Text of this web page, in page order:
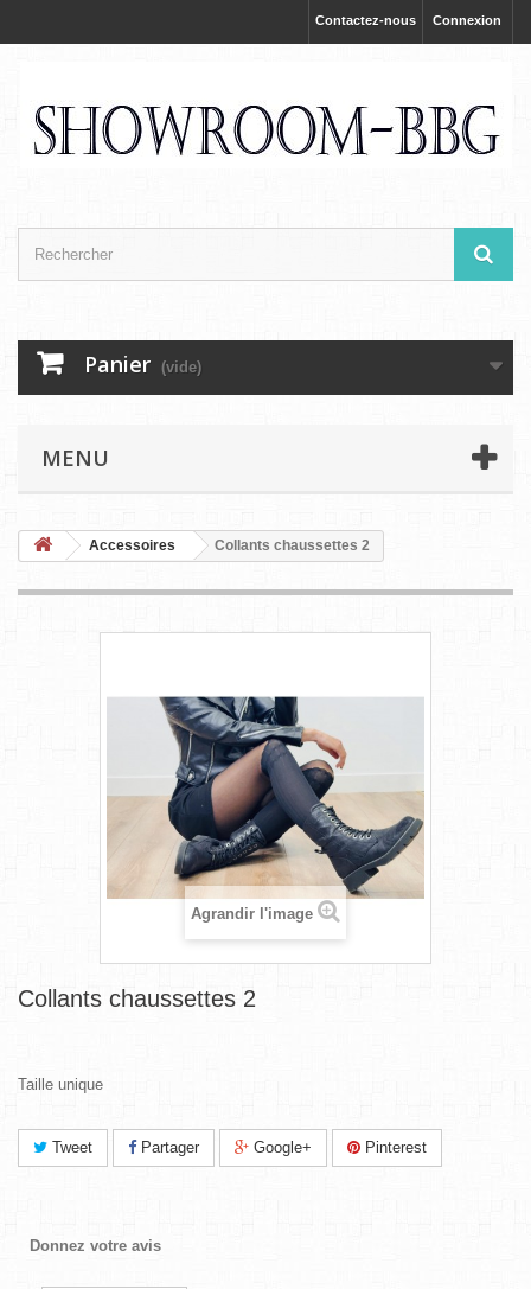
Connexion
Contactez-nous
Panier (vide)
MENU
Accessoires Collants chaussettes 2
Agrandir l'image
Collants chaussettes 2
Taille unique
Tweet Partager Google+ Pinterest
Donnez votre avis